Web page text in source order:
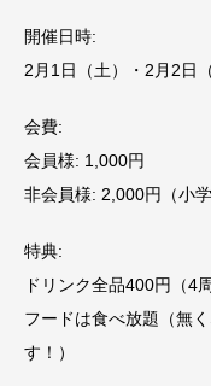
開催日時:
2月1日（土）・2月2日
会費:
会員様: 1,000円
非会員様: 2,000円（小学
特典:
ドリンク全品400円（4
フードは食べ放題（無
す！）